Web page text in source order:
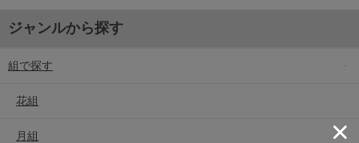
ジャンルから探す
組で探す
花組
月組